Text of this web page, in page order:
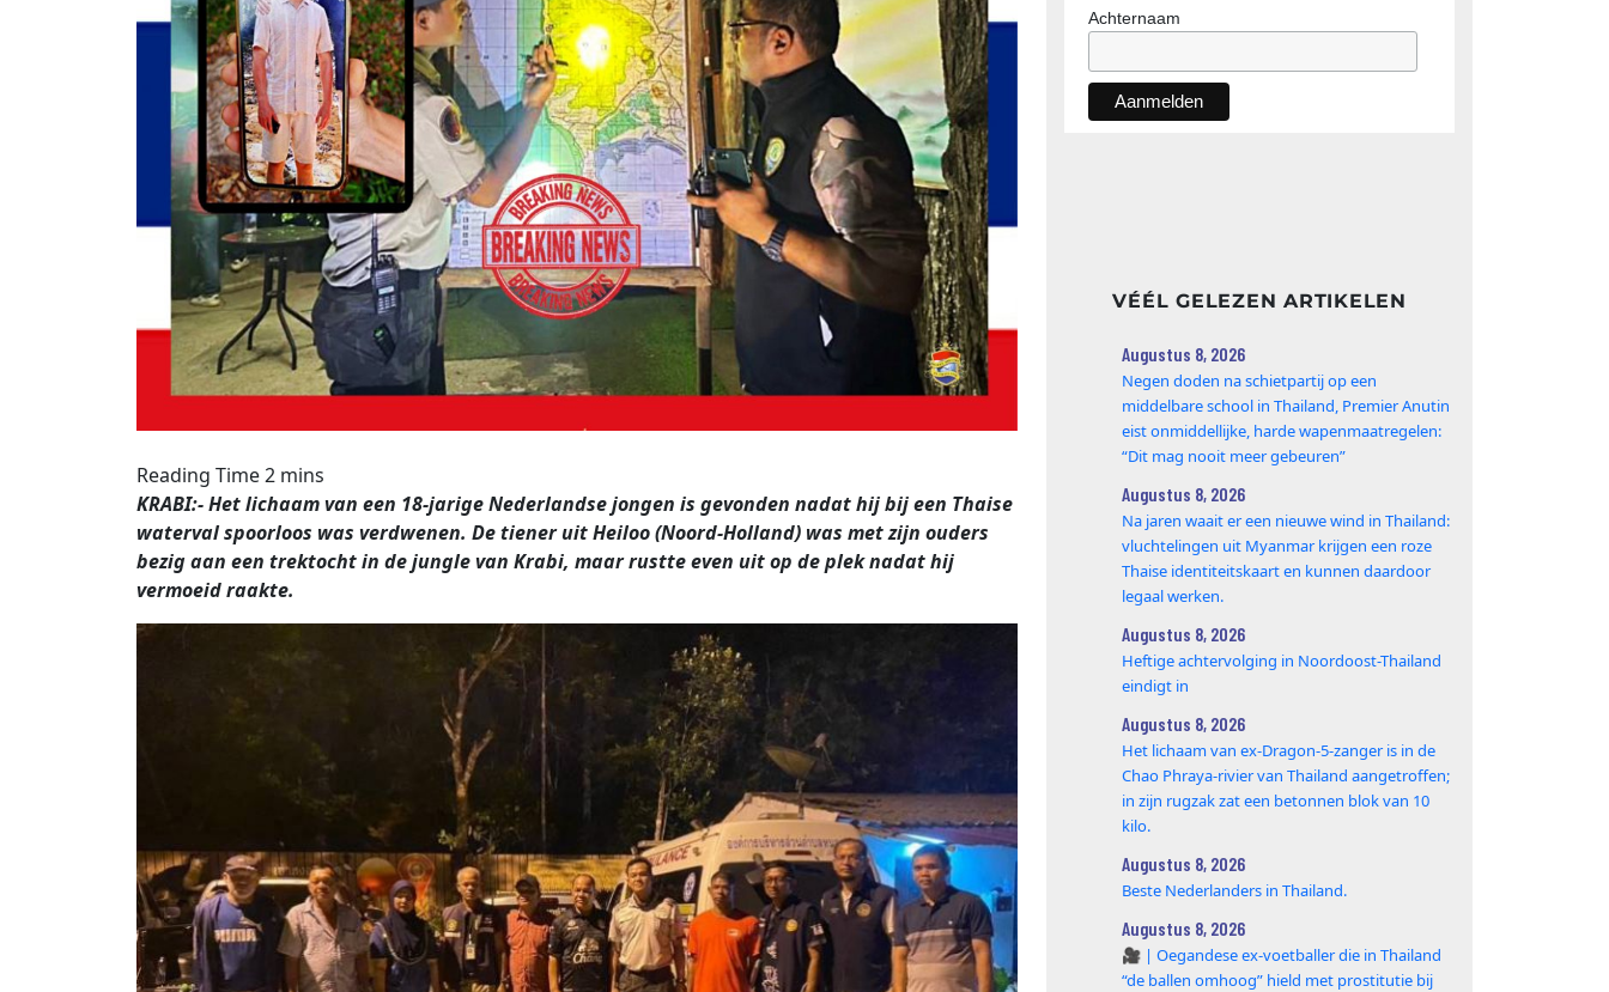
KRABI:- Het lichaam van een 18-jarige Nederlandse jongen is gevonden nadat hij bij een Thaise
waterval spoorloos was verdwenen. De tiener uit Heiloo (Noord-Holland) was met zijn ouders
bezig aan een trektocht in de jungle van Krabi, maar rustte even uit op de plek nadat hij
vermoeid raakte.
Achternaam
VÉÉL GELEZEN ARTIKELEN
Augustus 8, 2026
Negen doden na schietpartij op een
middelbare school in Thailand, Premier Anutin
eist onmiddellijke, harde wapenmaatregelen:
“Dit mag nooit meer gebeuren”
Augustus 8, 2026
Na jaren waait er een nieuwe wind in Thailand:
vluchtelingen uit Myanmar krijgen een roze
Thaise identiteitskaart en kunnen daardoor
legaal werken.
Augustus 8, 2026
Heftige achtervolging in Noordoost-Thailand
eindigt in
Augustus 8, 2026
Het lichaam van ex-Dragon‑5‑zanger is in de
Chao Phraya‑rivier van Thailand aangetroffen;
in zijn rugzak zat een betonnen blok van 10
kilo.
Augustus 8, 2026
Beste Nederlanders in Thailand.
Augustus 8, 2026
🎥 | Oegandese ex-voetballer die in Thailand
“de ballen omhoog” hield met prostitutie bij